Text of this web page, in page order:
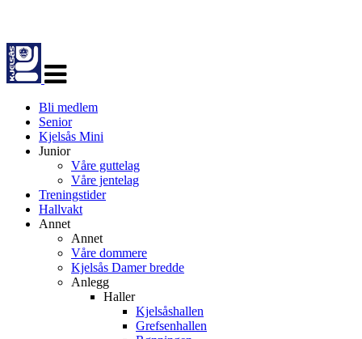
navigasjon
Bli medlem
Senior
Kjelsås Mini
Junior
Våre guttelag
Våre jentelag
Treningstider
Hallvakt
Annet
Annet
Våre dommere
Kjelsås Damer bredde
Anlegg
Haller
Kjelsåshallen
Grefsenhallen